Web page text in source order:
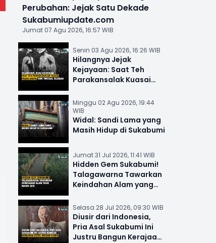
Perubahan: Jejak Satu Dekade
Sukabumiupdate.com
Jumat 07 Agu 2026, 16:57 WIB
Senin 03 Agu 2026, 16:26 WIB
Hilangnya Jejak
Kejayaan: Saat Teh
Parakansalak Kuasai
Sejarah
Minggu 02 Agu 2026, 19:44
WIB
Widal: Sandi Lama yang
Masih Hidup di Sukabumi
Jumat 31 Jul 2026, 11:41 WIB
Hidden Gem Sukabumi!
Talagawarna Tawarkan
Keindahan Alam yang
Selasa 28 Jul 2026, 09:30 WIB
Diusir dari Indonesia,
Pria Asal Sukabumi Ini
Justru Bangun Kerajaan